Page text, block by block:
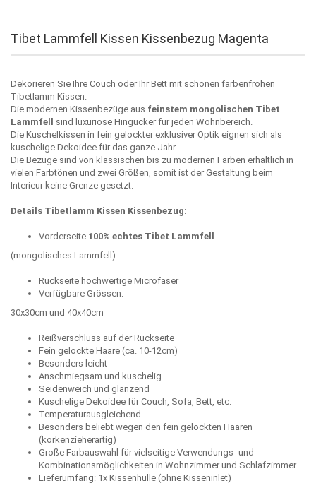
Tibet Lammfell Kissen Kissenbezug Magenta
Dekorieren Sie Ihre Couch oder Ihr Bett mit schönen farbenfrohen
Tibetlamm Kissen.
Die modernen Kissenbezüge aus feinstem mongolischen Tibet
Lammfell sind luxuriöse Hingucker für jeden Wohnbereich.
Die Kuschelkissen in fein gelockter exklusiver Optik eignen sich als
kuschelige Dekoidee für das ganze Jahr.
Die Bezüge sind von klassischen bis zu modernen Farben erhältlich in
vielen Farbtönen und zwei Größen, somit ist der Gestaltung beim
Interieur keine Grenze gesetzt.
Details Tibetlamm Kissen Kissenbezug:
Vorderseite 100% echtes Tibet Lammfell
(mongolisches Lammfell)
Rückseite hochwertige Microfaser
Verfügbare Grössen:
30x30cm und 40x40cm
Reißverschluss auf der Rückseite
Fein gelockte Haare (ca. 10-12cm)
Besonders leicht
Anschmiegsam und kuschelig
Seidenweich und glänzend
Kuschelige Dekoidee für Couch, Sofa, Bett, etc.
Temperaturausgleichend
Besonders beliebt wegen den fein gelockten Haaren
(korkenzieherartig)
Große Farbauswahl für vielseitige Verwendungs- und
Kombinationsmöglichkeiten in Wohnzimmer und Schlafzimmer
Lieferumfang: 1x Kissenhülle (ohne Kisseninlet)